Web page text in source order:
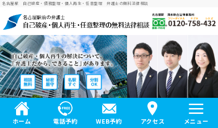
名古屋駅 自己破産・債務整理・個人再生・任意整理 弁護士の無料法律相談
ホーム 電話予約 WEB予約 アクセス メニュー